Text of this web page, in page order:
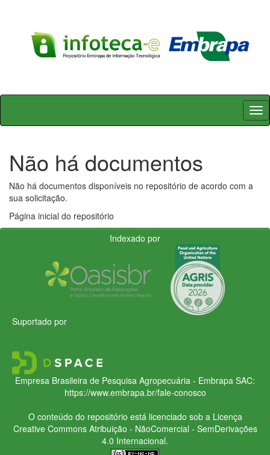
Skip
Não há documentos
Não há documentos disponíveis no repositório de acordo com a
sua solicitação.
Página inicial do repositório
Indexado por
Suportado por
Empresa Brasileira de Pesquisa Agropecuária - Embrapa SAC:
https://www.embrapa.br/fale-conosco
O conteúdo do repositório está licenciado sob a Licença
Creative CommonsAtribuição - NãoComercial - SemDerivações
4.0 Internacional.